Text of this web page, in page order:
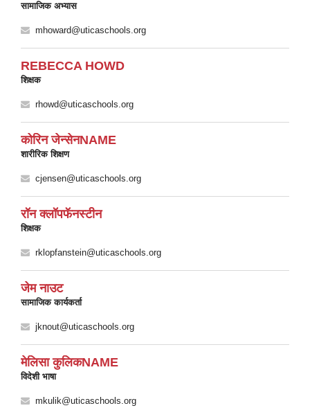
सामाजिक अभ्यास
mhoward@uticaschools.org
REBECCA HOWD
शिक्षक
rhowd@uticaschools.org
कोरिन जेन्सेनNAME
शारीरिक शिक्षण
cjensen@uticaschools.org
रॉन क्लॉपफॅनस्टीन
शिक्षक
rklopfanstein@uticaschools.org
जेम नाउट
सामाजिक कार्यकर्ता
jknout@uticaschools.org
मेलिसा कुलिकNAME
विदेशी भाषा
mkulik@uticaschools.org